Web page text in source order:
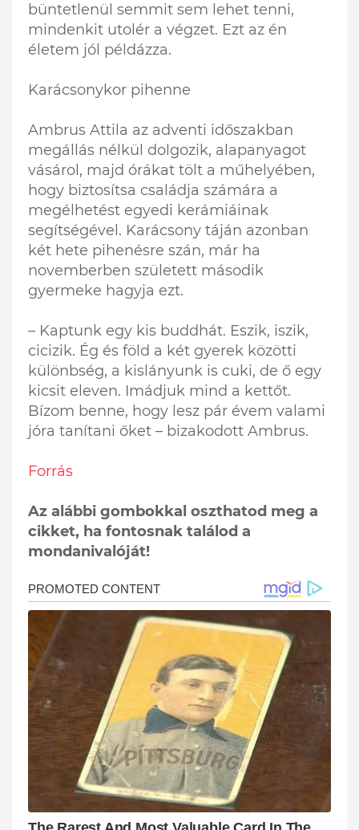
büntetlenül semmit sem lehet tenni,
mindenkit utolér a végzet. Ezt az én
életem jól példázza.
Karácsonykor pihenne
Ambrus Attila az adventi időszakban
megállás nélkül dolgozik, alapanyagot
vásárol, majd órákat tölt a műhelyében,
hogy biztosítsa családja számára a
megélhetést egyedi kerámiáinak
segítségével. Karácsony táján azonban
két hete pihenésre szán, már ha
novemberben született második
gyermeke hagyja ezt.
– Kaptunk egy kis buddhát. Eszik, iszik,
cicizik. Ég és föld a két gyerek közötti
különbség, a kislányunk is cuki, de ő egy
kicsit eleven. Imádjuk mind a kettőt.
Bízom benne, hogy lesz pár évem valami
jóra tanítani őket – bizakodott Ambrus.
Forrás
Az alábbi gombokkal oszthatod meg a
cikket, ha fontosnak találod a
mondanivalóját!